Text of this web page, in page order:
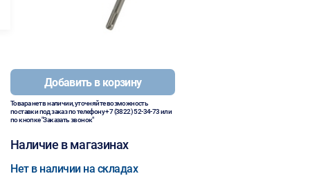
Добавить в корзину
Товара нет в наличии, уточняйте возможность
поставки под заказ по телефону+7 (3822) 52-34-73или
по кнопке "Заказать звонок"
Наличие в магазинах
Нет в наличии на складах